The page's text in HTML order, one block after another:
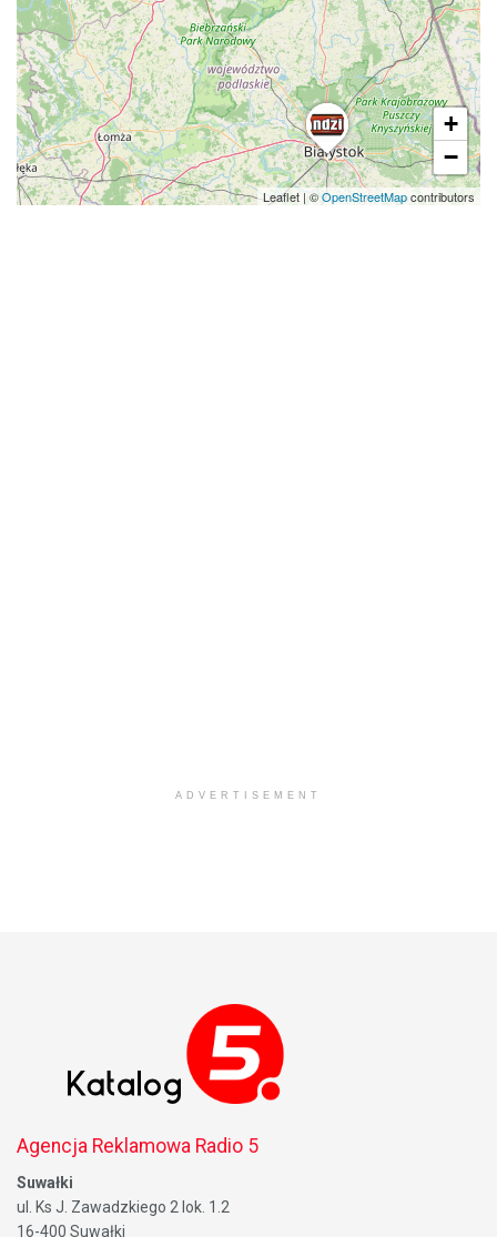
+
−
Leaflet | ©OpenStreetMapcontributors
ADVERTISEMENT
Agencja Reklamowa Radio 5
Suwałki
ul. Ks J. Zawadzkiego 2 lok. 1.2
16-400 Suwałki